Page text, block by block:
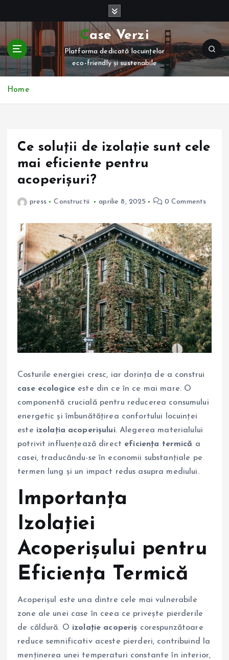
t
c
Case Verzi
Platforma dedicată locuințelor
eco-friendly și sustenabile
Home
Ce soluții de izolație sunt cele
mai eficiente pentru
acoperișuri?
press Constructii aprilie 8, 2025 0 Comments
Costurile energiei cresc, iar dorința de a construi
case ecologice este din ce în ce mai mare. O
componentă crucială pentru reducerea consumului
energetic și îmbunătățirea confortului locuinței
este izolația acoperișului. Alegerea materialului
potrivit influențează direct eficiența termică a
casei, traducându-se în economii substanțiale pe
termen lung și un impact redus asupra mediului.
Importanța
Izolației
Acoperișului pentru
Eficiența Termică
Acoperișul este una dintre cele mai vulnerabile
zone ale unei case în ceea ce privește pierderile
de căldură. O izolație acoperiș corespunzătoare
reduce semnificativ aceste pierderi, contribuind la
menținerea unei temperaturi constante în interior,